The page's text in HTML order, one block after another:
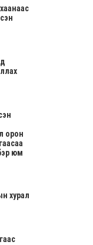
орон
юм
хурал